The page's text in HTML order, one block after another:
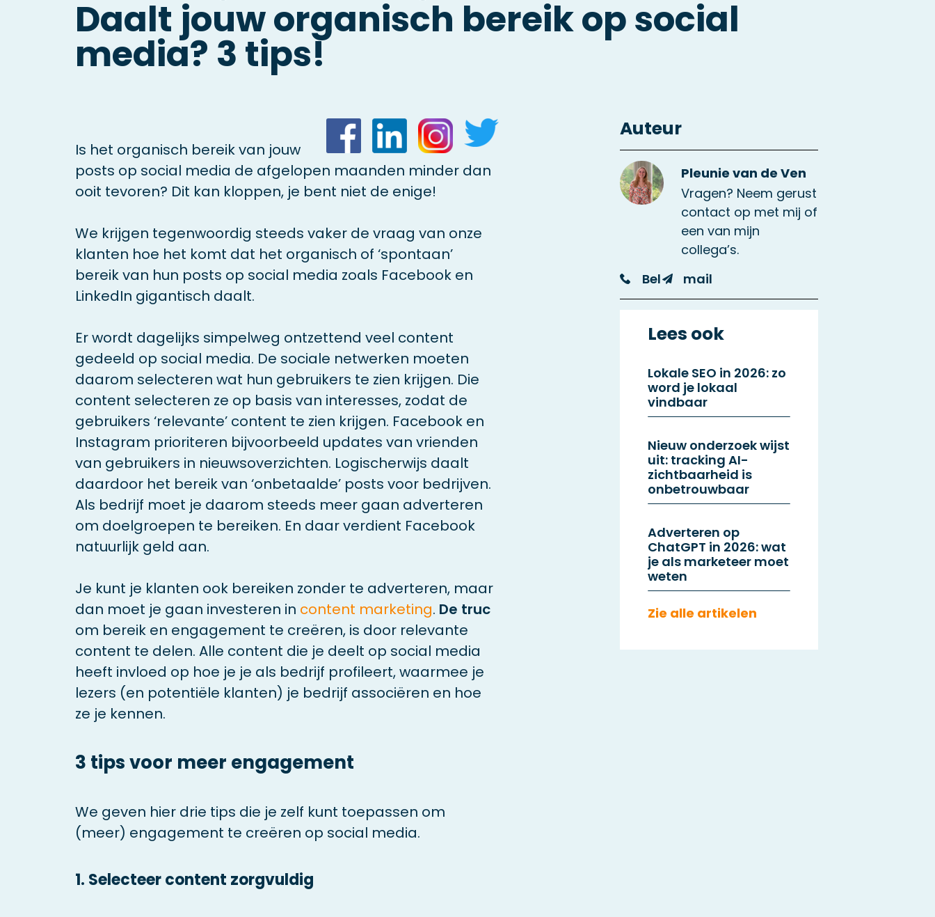
Daalt jouw organisch bereik op social
media? 3 tips!
Is het organisch bereik van jouw
posts op social media de afgelopen maanden minder dan
ooit tevoren? Dit kan kloppen, je bent niet de enige!
We krijgen tegenwoordig steeds vaker de vraag van onze
klanten hoe het komt dat het organisch of ‘spontaan’
bereik van hun posts op social media zoals Facebook en
LinkedIn gigantisch daalt.
Er wordt dagelijks simpelweg ontzettend veel content
gedeeld op social media. De sociale netwerken moeten
daarom selecteren wat hun gebruikers te zien krijgen. Die
content selecteren ze op basis van interesses, zodat de
gebruikers ‘relevante’ content te zien krijgen. Facebook en
Instagram prioriteren bijvoorbeeld updates van vrienden
van gebruikers in nieuwsoverzichten. Logischerwijs daalt
daardoor het bereik van ‘onbetaalde’ posts voor bedrijven.
Als bedrijf moet je daarom steeds meer gaan adverteren
om doelgroepen te bereiken. En daar verdient Facebook
natuurlijk geld aan.
Je kunt je klanten ook bereiken zonder te adverteren, maar
dan moet je gaan investeren in content marketing. De truc
om bereik en engagement te creëren, is door relevante
content te delen. Alle content die je deelt op social media
heeft invloed op hoe je je als bedrijf profileert, waarmee je
lezers (en potentiële klanten) je bedrijf associëren en hoe
ze je kennen.
3 tips voor meer engagement
We geven hier drie tips die je zelf kunt toepassen om
(meer) engagement te creëren op social media.
1. Selecteer content zorgvuldig
Auteur
Pleunie van de Ven
Vragen? Neem gerust
contact op met mij of
een van mijn
collega’s.
Bel
mail
Lees ook
Lokale SEO in 2026: zo
word je lokaal
vindbaar
Nieuw onderzoek wijst
uit: tracking AI-
zichtbaarheid is
onbetrouwbaar
Adverteren op
ChatGPT in 2026: wat
je als marketeer moet
weten
Zie alle artikelen